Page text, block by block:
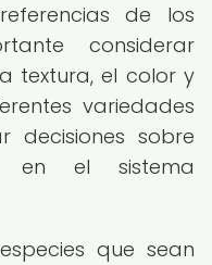
de los
considerar
textura, el color y
variedades
decisiones sobre
en el sistema
que sean